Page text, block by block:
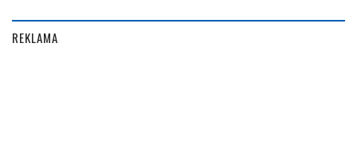
REKLAMA